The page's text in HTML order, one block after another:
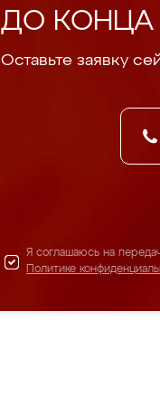
ДО КОНЦА
Оставьте заявку
Я соглашаюсь на
Политике